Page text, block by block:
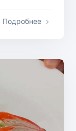
Подробнее